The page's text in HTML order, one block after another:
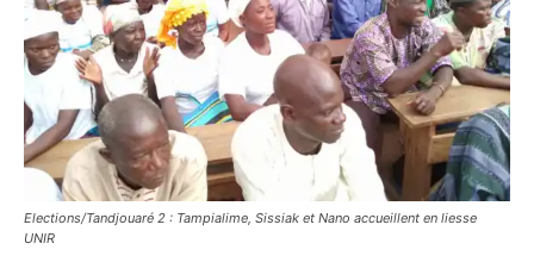
Elections/Tandjouaré 2 : Tampialime, Sissiak et Nano accueillent en liesse
UNIR